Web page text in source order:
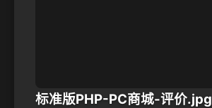
标准版PHP-PC商城-评价.jpg